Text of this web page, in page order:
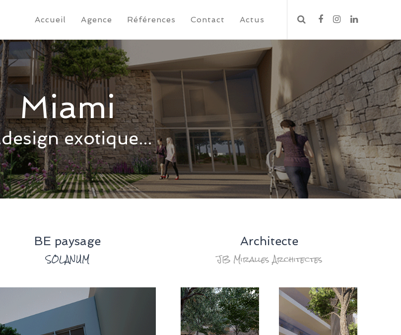
Accueil Agence Références Contact Actus
Miami
exotique...
BE paysage
SOLANUM
Architecte
JB Miralles Architectes